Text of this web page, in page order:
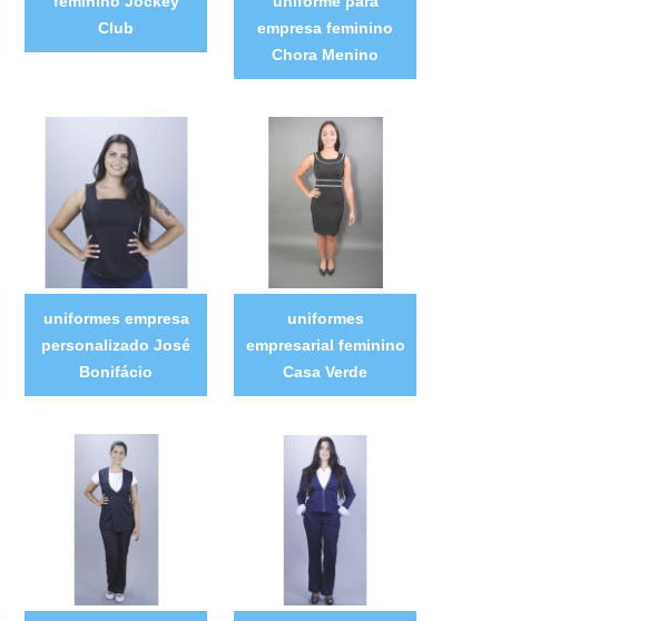
Club
empresa feminino
Chora Menino
uniformes empresa
personalizado José
Bonifácio
uniformes
empresarial feminino
Casa Verde